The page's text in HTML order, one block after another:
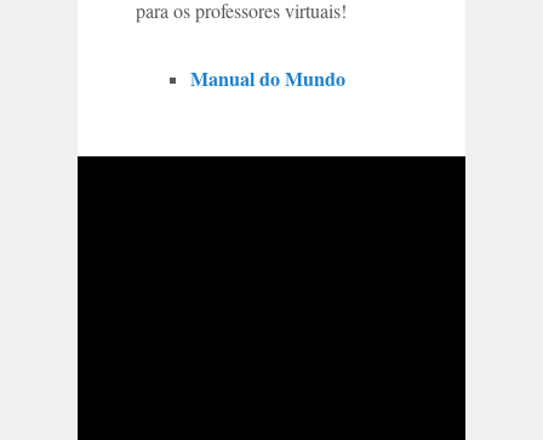
para os professores virtuais!
Manual do Mundo